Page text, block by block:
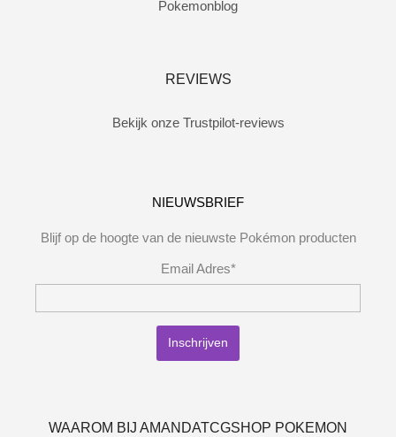
Pokemonblog
REVIEWS
Bekijk onze Trustpilot-reviews
NIEUWSBRIEF
Blijf op de hoogte van de nieuwste Pokémon producten
Email Adres*
WAAROM BIJ AMANDATCGSHOP POKEMON